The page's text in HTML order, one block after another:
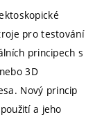
pro testování
principech s
3D
Nový princip
a jeho